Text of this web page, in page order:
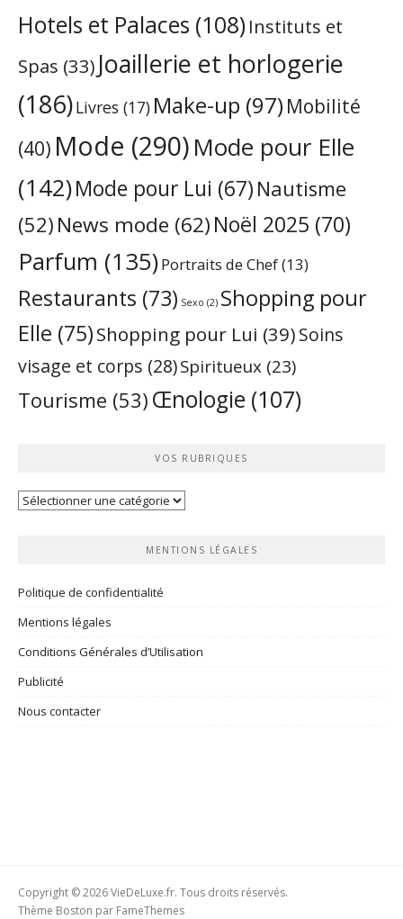
Hotels et Palaces (108) Instituts et
Spas (33) Joaillerie et horlogerie
(186)Livres (17) Make-up (97) Mobilité
(40) Mode (290)Mode pour Elle
(142)Mode pour Lui (67) Nautisme
(52) News mode (62)Noël 2025 (70)
Parfum (135)Portraits de Chef(13)
Restaurants (73) Sexo (2) Shopping pour
Elle (75)Shopping pour Lui (39)Soins
visage et corps (28)Spiritueux (23)
Tourisme (53) Œnologie (107)
VOS RUBRIQUES
Vos
MENTIONS LÉGALES
Politique de confidentialité
Mentions légales
Conditions Générales d’Utilisation
Publicité
Nous contacter
Copyright © 2026 VieDeLuxe.fr. Tous droits réservés.
Thème Boston par FameThemes